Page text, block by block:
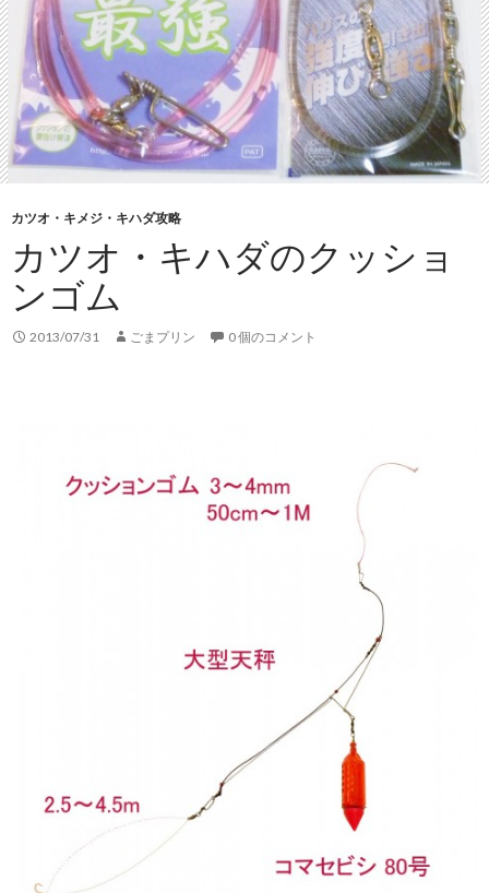
カツオ・キメジ・キハダ攻略
カツオ・キハダのクッショ
ンゴム
2013/07/31 ごまプリン 0 個のコメント